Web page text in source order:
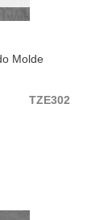
Molde
TZE302